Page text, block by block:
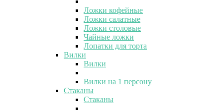
Ложки кофейные
Ложки салатные
Ложки столовые
Чайные ложки
Лопатки для торта
Вилки
Вилки
Вилки на 1 персону
Стаканы
Стаканы